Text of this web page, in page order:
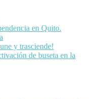
en Quito.
y trasciende!
de buseta en la